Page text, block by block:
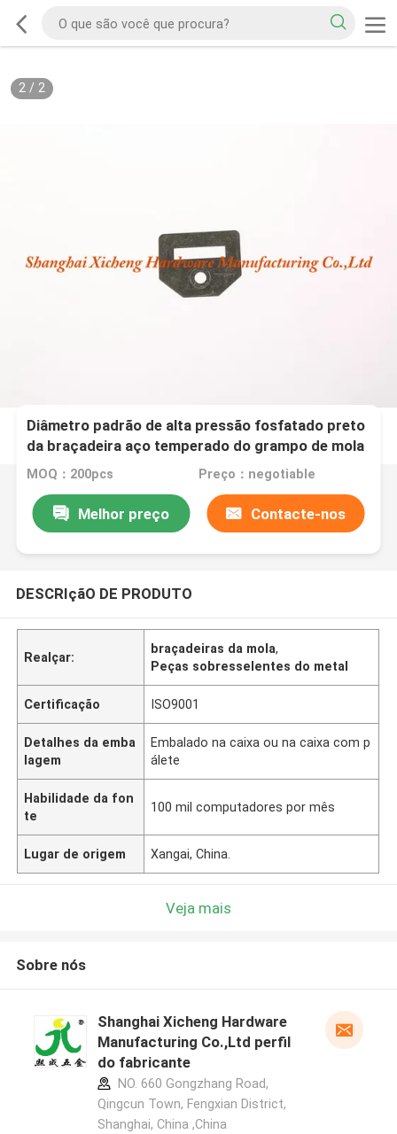
2/ 2
Diâmetro padrão de alta pressão fosfatado preto
da braçadeira aço temperado do grampo de mola
MOQ：200pcs Preço：negotiable
Melhor preço Contacte-nos
DESCRIçãO DE PRODUTO
Realçar:
braçadeiras da mola,
Peças sobresselentes do metal
Certificação ISO9001
Detalhes da emba
lagem
Embalado na caixa ou na caixa com p
álete
Habilidade da fon
te
100 mil computadores por mês
Lugar de origem Xangai, China.
Veja mais
Sobre nós
Shanghai Xicheng Hardware
Manufacturing Co.,Ltd perfil
do fabricante
NO. 660 Gongzhang Road,
Qingcun Town, Fengxian District,
Shanghai, China ,China